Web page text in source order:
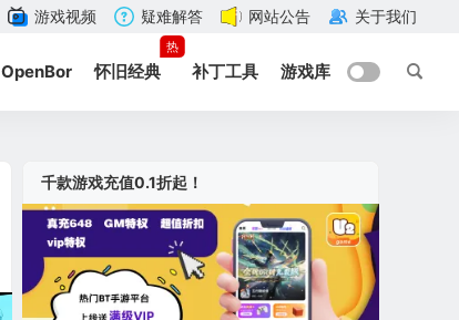
游戏视频 疑难解答 网站公告 关于我们
OpenBor 怀旧经典
热
补丁工具 游戏库
千款游戏充值0.1折起！